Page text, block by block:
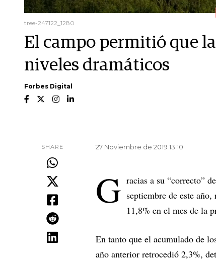
tree-247122_1280
El campo permitió que
niveles dramáticos
Forbes Digital
SHARE 27 Noviembre de 2019 13.10
G racias a su “correcto”
septiembre de este
11,8% en el mes de la
En tanto que el acumulado de
año anterior retrocedió 2,3%,